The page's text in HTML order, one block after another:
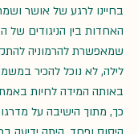
בחיינו לרגע של אושר
האחדות בין הניגודים של
שמאפשרת להרמוניה
לילה, לא נוכל להכיר
באותה המידה לחיות
כך, מתוך הישיבה על